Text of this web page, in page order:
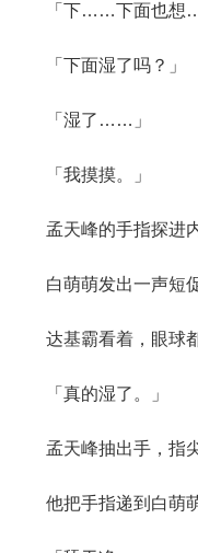
「下……下面也想
「下面湿了吗？」
「湿了……」
「我摸摸。」
孟天峰的手指探进内
白萌萌发出一声短促
达基霸看着，眼球都
「真的湿了。」
孟天峰抽出手，指尖
他把手指递到白萌萌